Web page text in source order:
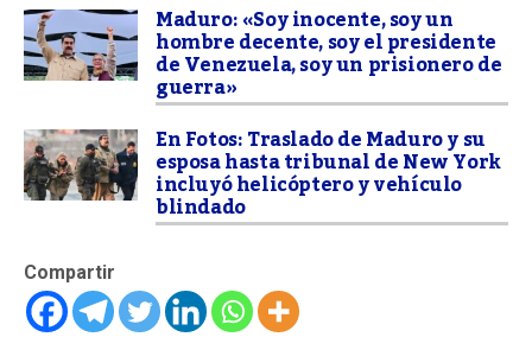
Maduro: «Soy inocente, soy un
hombre decente, soy el presidente
de Venezuela, soy un prisionero de
guerra»
En Fotos: Traslado de Maduro y su
esposa hasta tribunal de New York
incluyó helicóptero y vehículo
blindado
Compartir